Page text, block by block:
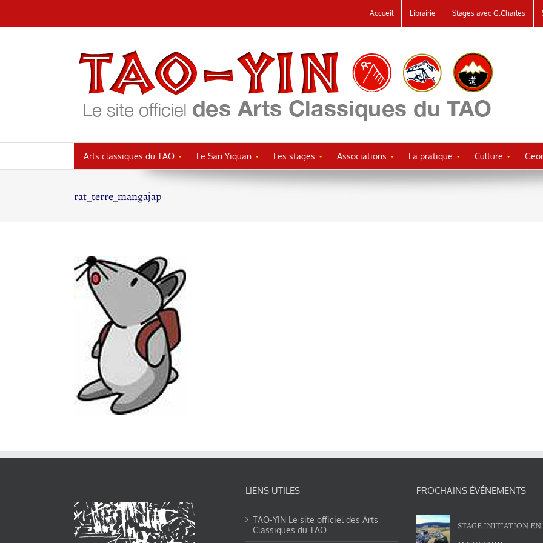
au
Accueil Librairie Stages avec G.Charles
Arts classiques du TAO Le San Yiquan Les stages Associations La pratique Culture
rat_terre_mangajap
LIENS UTILES
TAO-YIN Le site officiel des Arts
Classiques du TAO
PROCHAINS ÉVÉNEMENTS
STAGE INITIATION EN